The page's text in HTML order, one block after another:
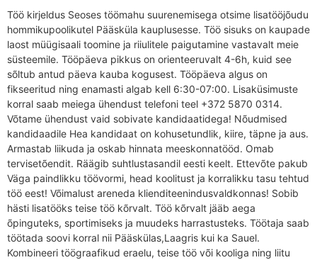
Töö kirjeldus Seoses töömahu suurenemisega otsime lisatööjõudu
hommikupoolikutel Pääsküla kauplusesse. Töö sisuks on kaupade
laost müügisaali toomine ja riiulitele paigutamine vastavalt meie
süsteemile. Tööpäeva pikkus on orienteeruvalt 4-6h, kuid see
sõltub antud päeva kauba kogusest. Tööpäeva algus on
fikseeritud ning enamasti algab kell 6:30-07:00. Lisaküsimuste
korral saab meiega ühendust telefoni teel +372 5870 0314.
Võtame ühendust vaid sobivate kandidaatidega! Nõudmised
kandidaadile Hea kandidaat on kohusetundlik, kiire, täpne ja aus.
Armastab liikuda ja oskab hinnata meeskonnatööd. Omab
tervisetõendit. Räägib suhtlustasandil eesti keelt. Ettevõte pakub
Väga paindlikku töövormi, head koolitust ja korralikku tasu tehtud
töö eest! Võimalust areneda klienditeenindusvaldkonnas! Sobib
hästi lisatööks teise töö kõrvalt. Töö kõrvalt jääb aega
õpinguteks, sportimiseks ja muudeks harrastusteks. Töötaja saab
töötada soovi korral nii Pääskülas,Laagris kui ka Sauel.
Kombineeri töögraafikud eraelu, teise töö või kooliga ning liitu